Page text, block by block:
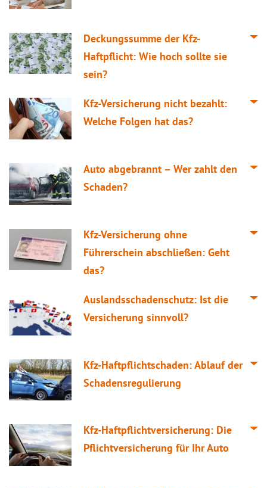
Deckungssumme der Kfz-
Haftpflicht: Wie hoch sollte sie
sein?
Kfz-Versicherung nicht bezahlt:
Welche Folgen hat das?
Auto abgebrannt – Wer zahlt den
Schaden?
Kfz-Versicherung ohne
Führerschein abschließen: Geht
das?
Auslandsschadenschutz: Ist die
Versicherung sinnvoll?
Kfz-Haftpflichtschaden: Ablauf der
Schadensregulierung
Kfz-Haftpflichtversicherung: Die
Pflichtversicherung für Ihr Auto